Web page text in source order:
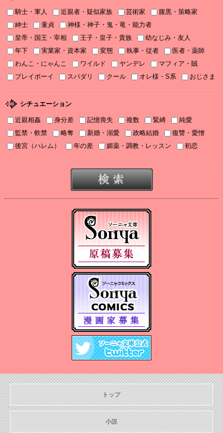
2025/11/08
書泉2025年TLフェア ソーニャ文庫・Sonyaコミックス参加♡
2025/11/06
2025年11月刊電子書籍配信のお知らせ
2025年10月刊電子書籍配信のお知らせ
2025/09/03
2025年９月刊電子書籍配信のお知らせ
2025/08/05
2025年８月刊電子書籍配信のお知らせ
2025年７月刊電子書籍配信のお知らせ
2025年５月刊電子書籍配信のお知らせ
2025年４月刊電子書籍配信のお知らせ
2025年３月刊電子書籍配信のお知らせ
【Sonyaコミックス 電子書店配信開始】悪人の恋１、みそっかす
2024年12月刊電子書籍配信のお知らせ
【11月６日発売】Sonyaコミックス『悪人の恋1』『みそっかす王女
の結婚事情1』特典情報
2024/10/29
【11月上旬〜12月上旬】Sonyaコミックス４周年フェア特典情報
騎士・軍人 近親者・疑似家族 芸術家
腹黒・策略家
紳士
童貞
神様・神子・鬼・竜・能力者
皇帝・国王・宰相
王子・皇子・貴族
幼なじみ・友人
年下
実業家・資本家 変態 執事・従者
医者・薬師
わんこ・にゃんこ
ワイルド ヤンデレ
マフィア・賊
プレイボーイ
スパダリ クール オレ様・S系 おじさま
シチュエーション
近親相姦 身分差 記憶喪失 複数 緊縛
純愛
監禁・軟禁
略奪 新婚・溺愛 政略結婚
復讐・愛憎
後宮（ハレム）
年の差 媚薬・調教・レッスン 初恋
トップ
小説